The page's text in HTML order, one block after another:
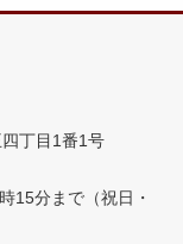
丁目1番1号
15分まで （祝日・